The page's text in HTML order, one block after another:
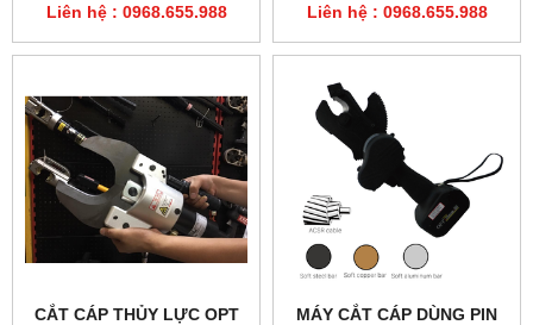
Liên hệ : 0968.655.988
Liên hệ : 0968.655.988
CẮT CÁP THỦY LỰC OPT
MÁY CẮT CÁP DÙNG PIN